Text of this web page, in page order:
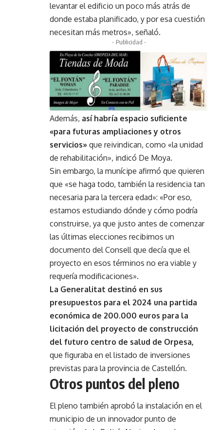
levantar el edificio un poco más atrás de
donde estaba planificado, y por esa cuestión
necesitan más metros», señaló.
- Publicidad -
Además, así habría espacio suficiente
«para futuras ampliaciones y otros
servicios» que reivindican, como «la unidad
de rehabilitación», indicó De Moya.
Sin embargo, la munícipe afirmó que quieren
que «se haga todo, también la residencia tan
necesaria para la tercera edad»: «Por eso,
estamos estudiando dónde y cómo podría
construirse, ya que justo antes de comenzar
las últimas elecciones recibimos un
documento del Consell que decía que el
proyecto en esos términos no era viable y
requería modificaciones».
La Generalitat destinó en sus
presupuestos para el 2024 una partida
económica de 200.000 euros para la
licitación del proyecto de construcción
del futuro centro de salud de Orpesa,
que figuraba en el listado de inversiones
previstas para la provincia de Castellón.
Otros puntos del pleno
El pleno también aprobó la instalación en el
municipio de un innovador punto de